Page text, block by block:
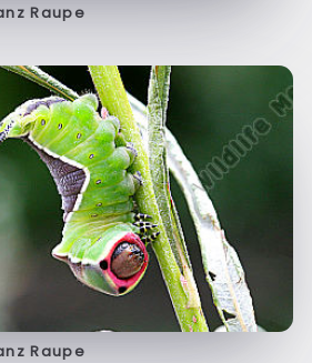
Raupe
Raupe